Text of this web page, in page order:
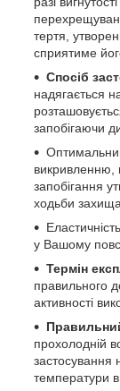
тертя,
сприятиме
Спосіб
надягається
запобігаючи
викривленню,
запобігання
ходьби
у Вашому
Термін
правильного
активності
прохолодній
застосування
температури